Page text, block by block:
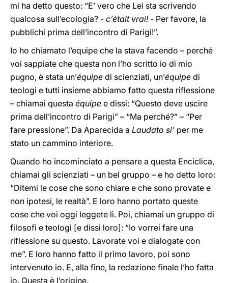
mi ha detto questo: “E’ vero che Lei sta scrivendo
qualcosa sull’ecologia? - c’était vrai!- Per favore, la
pubblichi prima dell’incontro di Parigi!”.
Io ho chiamato l’equipe che la stava facendo – perché
voi sappiate che questa non l’ho scritto io di mio
pugno, è stata un’équipe di scienziati, un’équipe di
teologi e tutti insieme abbiamo fatto questa riflessione
– chiamai questa équipe e dissi: “Questo deve uscire
prima dell’incontro di Parigi” – “Ma perché?” – “Per
fare pressione”. Da Aparecida a Laudato si’ per me
stato un cammino interiore.
Quando ho incominciato a pensare a questa Enciclica,
chiamai gli scienziati – un bel gruppo – e ho detto loro:
“Ditemi le cose che sono chiare e che sono provate e
non ipotesi, le realtà”. E loro hanno portato queste
cose che voi oggi leggete lì. Poi, chiamai un gruppo di
filosofi e teologi [e dissi loro]: “Io vorrei fare una
riflessione su questo. Lavorate voi e dialogate con
me”. E loro hanno fatto il primo lavoro, poi sono
intervenuto io. E, alla fine, la redazione finale l’ho fatta
io. Questa è l’origine.